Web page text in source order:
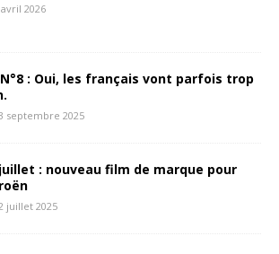
2026
N°8 : Oui, les français vont parfois trop
septembre 2025
: nouveau film de marque pour
juillet 2025